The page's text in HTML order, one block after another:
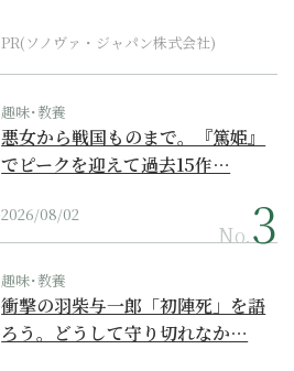
PR(ソノヴァ・ジャパン株式会社)
趣味･教養
悪女から戦国ものまで。『篤姫』
でピークを迎えて過去15作…
2026/08/02
No.
趣味･教養
衝撃の羽柴与一郎「初陣死」を語
ろう。どうして守り切れなか…